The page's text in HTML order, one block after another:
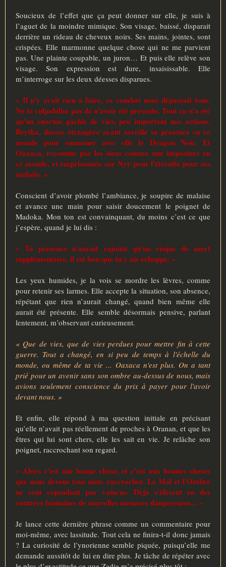
Soucieux de l’effet que ça peut donner sur elle, je suis à
l’aguet de la moindre mimique. Son visage, baissé, disparait
derrière un rideau de cheveux noirs. Ses mains, jointes, sont
crispées. Elle marmonne quelque chose qui ne me parvient
pas. Une plainte coupable, un juron… Et puis elle relève son
visage. Son expression est dure, insaisissable. Elle
m’interroge sur les deux déesses disparues.
« Il n'y avait rien à faire, ce combat nous dépassait tous.
Ne te culpabilise pas de n'avoir été présente. Tout ça n'a été
qu'un énorme gâchis de vies, peu importent nos actions.
Brytha, déesse étrangère ayant sacrifié sa présence en ce
monde pour emmener avec elle le Dragon Noir. Et
Oaxaca, reconnue par les siens comme une imposture en
ce monde, et emprisonnée sur Nyr pour l'éternité pour ses
méfaits. »
Conscient d’avoir plombé l’ambiance, je soupire de malaise
et avance une main pour saisir doucement le poignet de
Madoka. Mon ton est convainquant, du moins c’est ce que
j’espère, quand je lui dis :
« Ta présence n'aurait rajouté qu'un risque de mort
supplémentaire, il est bon que tu y ais échappé. »
Les yeux humides, je la vois se mordre les lèvres, comme
pour retenir ses larmes. Elle accepte la situation, son absence,
répétant que rien n’aurait changé, quand bien même elle
aurait été présente. Elle semble désormais pensive, parlant
lentement, m’observant curieusement.
« Que de vies, que de vies perdues pour mettre fin à cette
guerre. Tout a changé, en si peu de temps à l'échelle du
monde, ou même de ta vie ... Oaxaca n'est plus. On a tant
prié pour un avenir sans son ombre au-dessus de nous, mais
avions seulement conscience du prix à payer pour l'avoir
devant nous. »
Et enfin, elle répond à ma question initiale en précisant
qu’elle n’avait pas réellement de proches à Oranan, et que les
êtres qui lui sont chers, elle les sait en vie. Je relâche son
poignet, raccrochant son regard.
« Alors c'est une bonne chose, et c'est aux bonnes choses
que nous devons tous nous raccrocher. Le Mal et l'Ombre
ne sont cependant pas vaincus. Déjà s'élèvent en des
contrées lointaines de nouvelles menaces dangereuses... »
Je lance cette dernière phrase comme un commentaire pour
moi-même, avec lassitude. Tout cela ne finira-t-il donc jamais
? La curiosité de l’ynorienne semble piquée, puisqu’elle me
demande aussitôt de lui en dire plus. Je tâche de répéter avec